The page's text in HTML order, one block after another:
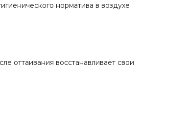
норматива в воздухе
оттаивания восстанавливает свои